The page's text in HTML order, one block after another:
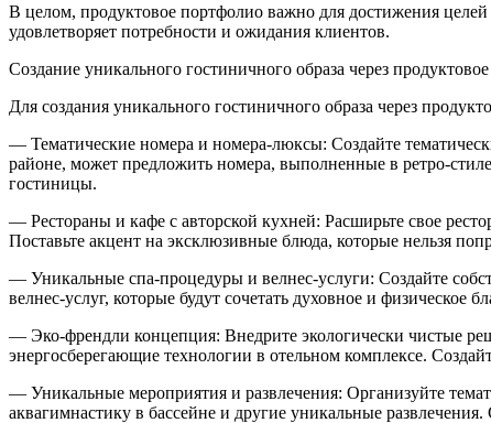
В целом, продуктовое портфолио важно для достижения
удовлетворяет потребности и ожидания клиентов.
Создание уникального гостиничного образа через
Для создания уникального гостиничного образа через
— Тематические номера и номера-люксы: Создайте
районе, может предложить номера, выполненные в ретро-
гостиницы.
— Рестораны и кафе с авторской кухней: Расширьте свое
Поставьте акцент на эксклюзивные блюда, которые нельзя
— Уникальные спа-процедуры и велнес-услуги: Создайте
велнес-услуг, которые будут сочетать духовное и
— Эко-френдли концепция: Внедрите экологически чистые
энергосберегающие технологии в отельном комплексе.
— Уникальные мероприятия и развлечения: Организуйте
аквагимнастику в бассейне и другие уникальные